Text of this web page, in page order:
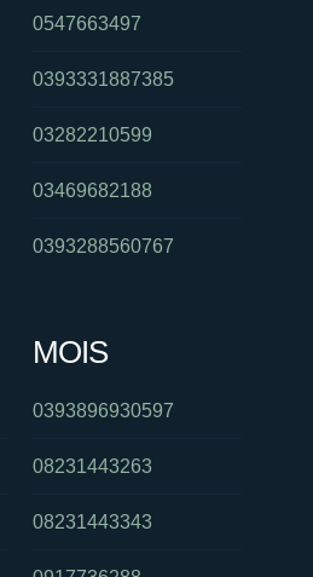
0547663497
0393331887385
03282210599
03469682188
0393288560767
MOIS
0393896930597
08231443263
08231443343